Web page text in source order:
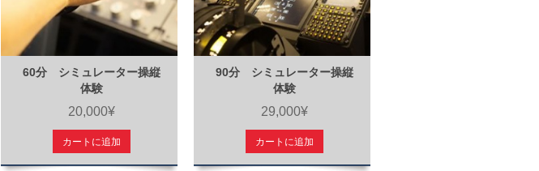
60分 シミュレーター操縦
体験
20,000¥
カートに追加
90分 シミュレーター操縦
体験
29,000¥
カートに追加